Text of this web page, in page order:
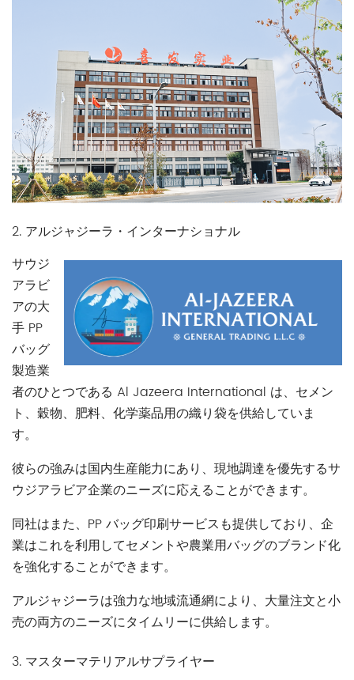
2. アルジャジーラ・インターナショナル
サウジ
アラビ
アの大
手 PP
バッグ
製造業
者のひとつである Al Jazeera International は、セメン
ト、穀物、肥料、化学薬品用の織り袋を供給していま
す。
彼らの強みは国内生産能力にあり、現地調達を優先するサ
ウジアラビア企業のニーズに応えることができます。
同社はまた、PP バッグ印刷サービスも提供しており、企
業はこれを利用してセメントや農業用バッグのブランド化
を強化することができます。
アルジャジーラは強力な地域流通網により、大量注文と小
売の両方のニーズにタイムリーに供給します。
3. マスターマテリアルサプライヤー